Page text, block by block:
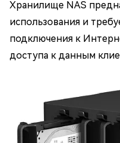
Хранилище NAS
использования и
подключения к
доступа к данным